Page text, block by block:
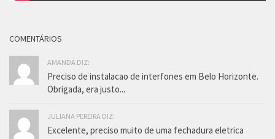
COMENTÁRIOS
AMANDA DIZ:
Preciso de instalacao de interfones em Belo Horizonte.
Obrigada, era justo...
JULIANA PEREIRA DIZ:
Excelente, preciso muito de uma fechadura eletrica